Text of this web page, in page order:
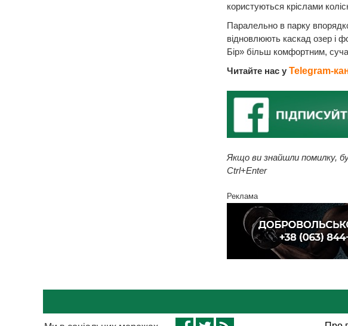
користуються кріслами
Паралельно в парку
відновлюють каскад озер і
Бір» більш комфортним,
Читайте нас у Telegram-
Якщо ви знайшли помилку,
Ctrl+Enter
Реклама